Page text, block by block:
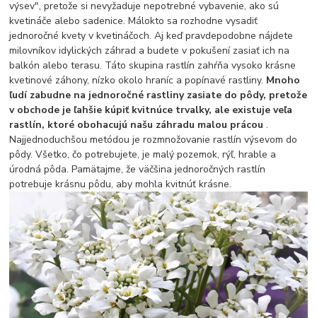
výsev", pretože si nevyžaduje nepotrebné vybavenie, ako sú
kvetináče alebo sadenice. Málokto sa rozhodne vysadiť
jednoročné kvety v kvetináčoch. Aj keď pravdepodobne nájdete
milovníkov idylických záhrad a budete v pokušení zasiať ich na
balkón alebo terasu. Táto skupina rastlín zahŕňa vysoko krásne
kvetinové záhony, nízko okolo hraníc a popínavé rastliny. Mnoho
ľudí zabudne na jednoročné rastliny zasiate do pôdy, pretože
v obchode je ľahšie kúpiť kvitnúce trvalky, ale existuje veľa
rastlín, ktoré obohacujú našu záhradu malou prácou.
Najjednoduchšou metódou je rozmnožovanie rastlín výsevom do
pôdy. Všetko, čo potrebujete, je malý pozemok, rýľ, hrable a
úrodná pôda. Pamätajme, že väčšina jednoročných rastlín
potrebuje krásnu pôdu, aby mohla kvitnúť krásne.